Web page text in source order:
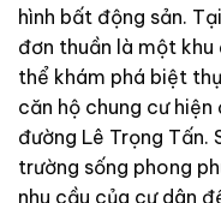
hình bất động sản.
đơn thuần là một
thể khám phá biệt
căn hộ chung cư
đường Lê Trọng Tấn.
trường sống phong
nhu cầu của cư dân